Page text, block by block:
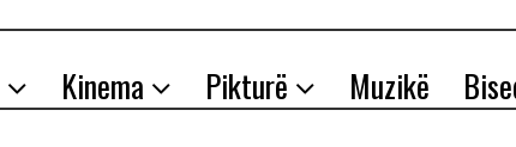
Kinema Pikturë Muzikë